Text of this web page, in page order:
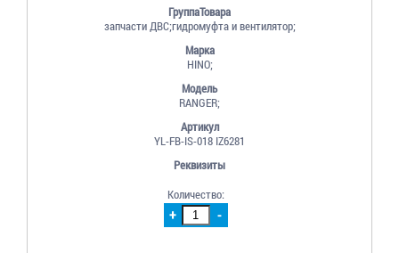
ГруппаТовара
запчасти ДВС;гидромуфта и вентилятор;
Марка
HINO;
Модель
RANGER;
Артикул
YL-FB-IS-018 IZ6281
Реквизиты
+ -
Количество: